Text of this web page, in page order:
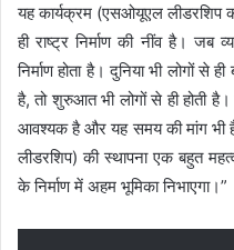
यह कार्यक्रम (एसओयूएल लीडरशिप
ही राष्ट्र निर्माण की नींव है। जब
निर्माण होता है। दुनिया भी लोगों से
है, तो शुरुआत भी लोगों से ही होती
आवश्यक है और यह समय की मांग
लीडरशिप) की स्थापना एक बहुत
के निर्माण में अहम भूमिका निभाएगा।”